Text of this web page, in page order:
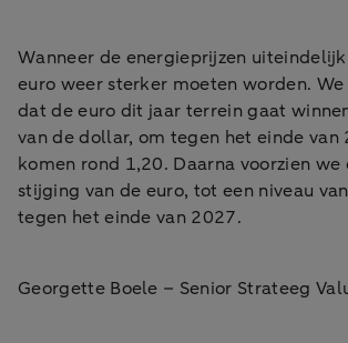
Wanneer de energieprijzen
euro weer sterker moeten worden.
dat de euro dit jaar terrein gaat
van de dollar, om tegen het einde
komen rond 1,20. Daarna voorzien we
stijging van de euro, tot een niveau
tegen het einde van 2027.
Georgette Boele – Senior Strateeg